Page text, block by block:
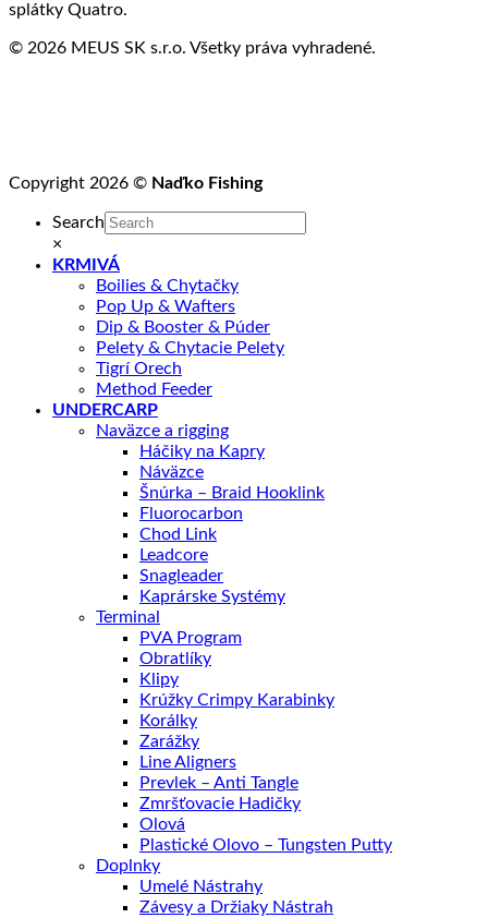
splátky Quatro.
© 2026 MEUS SK s.r.o. Všetky práva vyhradené.
Copyright 2026 © Naďko Fishing
Search
×
KRMIVÁ
Boilies & Chytačky
Pop Up & Wafters
Dip & Booster & Púder
Pelety & Chytacie Pelety
Tigrí Orech
Method Feeder
UNDERCARP
Naväzce a rigging
Háčiky na Kapry
Náväzce
Šnúrka – Braid Hooklink
Fluorocarbon
Chod Link
Leadcore
Snagleader
Kaprárske Systémy
Terminal
PVA Program
Obratlíky
Klipy
Krúžky Crimpy Karabinky
Korálky
Zarážky
Line Aligners
Prevlek – Anti Tangle
Zmršťovacie Hadičky
Olová
Plastické Olovo – Tungsten Putty
Doplnky
Umelé Nástrahy
Závesy a Držiaky Nástrah